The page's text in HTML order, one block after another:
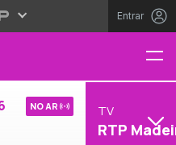
Entrar
NO AR TV
RTP